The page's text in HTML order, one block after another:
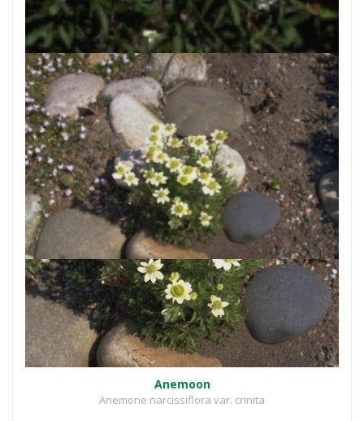
Anemoon
Anemone rivularis
Anemoon
Anemone narcissiflora var. crinita